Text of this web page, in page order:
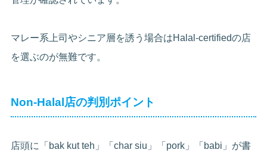
マレー系上司やシニア層を誘う場合はHalal-certifiedの店
を選ぶのが無難です。
Non-Halal店の判別ポイント
店頭に「bak kut teh」「char siu」「pork」「babi」が書